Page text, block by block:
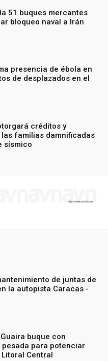
51 buques mercantes
bloqueo naval a Irán
presencia de ébola en
de desplazados en el
créditos y
las familias damnificadas
sísmico
de juntas de
la autopista Caracas -
buque con
para potenciar
Central